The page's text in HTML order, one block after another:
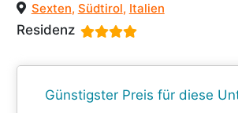
Sexten, Südtirol, Italien
Residenz
Günstigster Preis für diese